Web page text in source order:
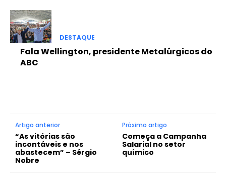
DESTAQUE
Fala Wellington, presidente Metalúrgicos do
ABC
Artigo anterior
“As vitórias são
incontáveis e nos
abastecem” – Sérgio
Nobre
Próximo artigo
Começa a Campanha
Salarial no setor
químico